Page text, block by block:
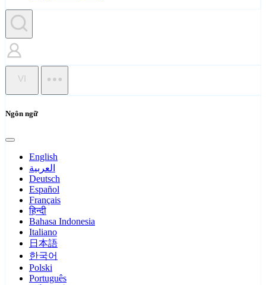
VI
Ngôn ngữ
English
العربية
Deutsch
Español
Français
हिन्दी
Bahasa Indonesia
Italiano
日本語
한국어
Polski
Português